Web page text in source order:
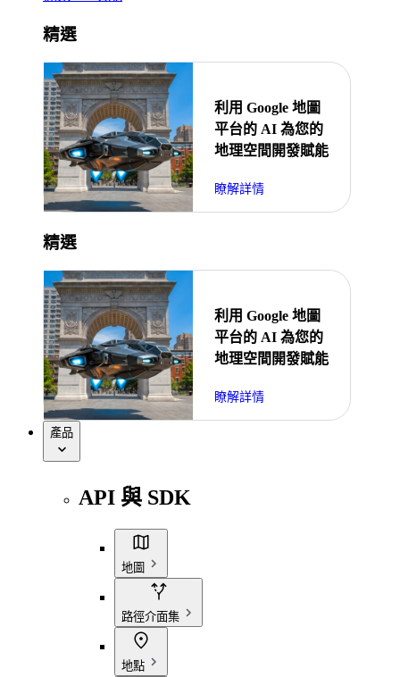
精選
利用 Google 地圖
平台的 AI 為您的
地理空間開發賦能
瞭解詳情
精選
利用 Google 地圖
平台的 AI 為您的
地理空間開發賦能
瞭解詳情
產品
API 與 SDK
地圖
路徑介面集
地點